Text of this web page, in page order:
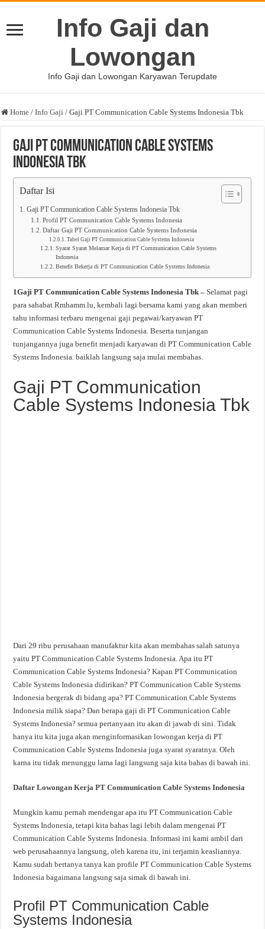
Info Gaji dan
Lowongan
Info Gaji dan Lowongan Karyawan Terupdate
Home / Info Gaji / Gaji PT Communication Cable Systems Indonesia Tbk
Gaji PT Communication Cable Systems
Indonesia Tbk
Daftar Isi
Gaji PT Communication Cable Systems Indonesia Tbk
Profil PT Communication Cable Systems Indonesia
Daftar Gaji PT Communication Cable Systems Indonesia
Tabel Gaji PT Communication Cable Systems Indonesia
Syarat Syarat Melamar Kerja di PT Communication Cable Systems
Indonesia
Benefit Bekerja di PT Communication Cable Systems Indonesia
1Gaji PT Communication Cable Systems Indonesia Tbk –Selamat pagi
para sahabat Rmhamm.lu, kembali lagi bersama kami yang akan memberi
tahu informasi terbaru mengenai gaji pegawai/karyawan PT
Communication Cable Systems Indonesia. Beserta tunjangan
tunjangannya juga benefit menjadi karyawan di PT Communication Cable
Systems Indonesia. baiklah langsung saja mulai membahas.
Gaji PT Communication
Cable Systems Indonesia Tbk
Dari 29 ribu perusahaan manufaktur kita akan membahas salah satunya
yaitu PT Communication Cable Systems Indonesia. Apa itu PT
Communication Cable Systems Indonesia? Kapan PT Communication
Cable Systems Indonesia didirikan? PT Communication Cable Systems
Indonesia bergerak di bidang apa? PT Communication Cable Systems
Indonesia milik siapa? Dan berapa gaji di PT Communication Cable
Systems Indonesia? semua pertanyaan itu akan di jawab di sini. Tidak
hanya itu kita juga akan menginformasikan lowongan kerja di PT
Communication Cable Systems Indonesia juga syarat syaratnya. Oleh
karna itu tidak menunggu lama lagi langsung saja kita bahas di bawah ini.
Daftar Lowongan Kerja PT Communication Cable Systems Indonesia
Mungkin kamu pernah mendengar apa itu PT Communication Cable
Systems Indonesia, tetapi kita bahas lagi lebih dalam mengenai PT
Communication Cable Systems Indonesia. Informasi ini kami ambil dari
web perusahaannya langsung, oleh karena itu, ini terjamin keasliannya.
Kamu sudah bertanya tanya kan profile PT Communication Cable Systems
Indonesia bagaimana langsung saja simak di bawah ini.
Profil PT Communication Cable
Systems Indonesia